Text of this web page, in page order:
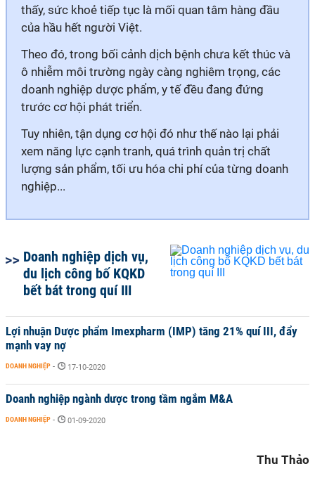
thấy, sức khoẻ tiếp tục là mối quan tâm hàng đầu
của hầu hết người Việt.
Theo đó, trong bối cảnh dịch bệnh chưa kết thúc và
ô nhiễm môi trường ngày càng nghiêm trọng, các
doanh nghiệp dược phẩm, y tế đều đang đứng
trước cơ hội phát triển.
Tuy nhiên, tận dụng cơ hội đó như thế nào lại phải
xem năng lực cạnh tranh, quá trình quản trị chất
lượng sản phẩm, tối ưu hóa chi phí của từng doanh
nghiệp...
Doanh nghiệp dịch vụ,
du lịch công bố KQKD
bết bát trong quí III
Lợi nhuận Dược phẩm Imexpharm (IMP) tăng 21% quí III, đẩy
mạnh vay nợ
DOANH NGHIỆP - 17-10-2020
Doanh nghiệp ngành dược trong tầm ngắm M&A
DOANH NGHIỆP - 01-09-2020
Thu Thảo